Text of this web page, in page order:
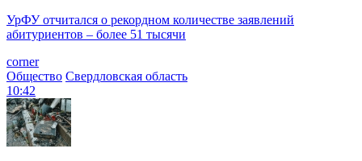
УрФУ отчитался о рекордном количестве заявлений
абитуриентов – более 51 тысячи
corner
Общество Свердловская область
10:42